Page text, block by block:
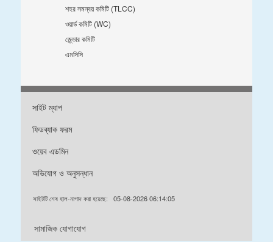
শহর সমন্বয় কমিটি (TLCC)
ওয়ার্ড কমিটি (WC)
জে্ন্ডার কমিটি
এমসিসি
সাইট ম্যাপ
ফিডব্যাক ফরম
ওয়েব এডমিন
অভিযোগ ও অনুসন্ধান
সাইটটি শেষ হাল-নাগাদ করা হয়েছে: 05-08-2026 06:14:05
সামাজিক যোগাযোগ